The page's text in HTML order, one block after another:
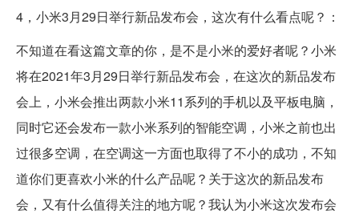
4，小米3月29日举行新品发布会，这次有什么看点呢？：
不知道在看这篇文章的你，是不是小米的爱好者呢？小米
将在2021年3月29日举行新品发布会，在这次的新品发布
会上，小米会推出两款小米11系列的手机以及平板电脑，
同时它还会发布一款小米系列的智能空调，小米之前也出
过很多空调，在空调这一方面也取得了不小的成功，不知
道你们更喜欢小米的什么产品呢？关于这次的新品发布
会，又有什么值得关注的地方呢？我认为小米这次发布会